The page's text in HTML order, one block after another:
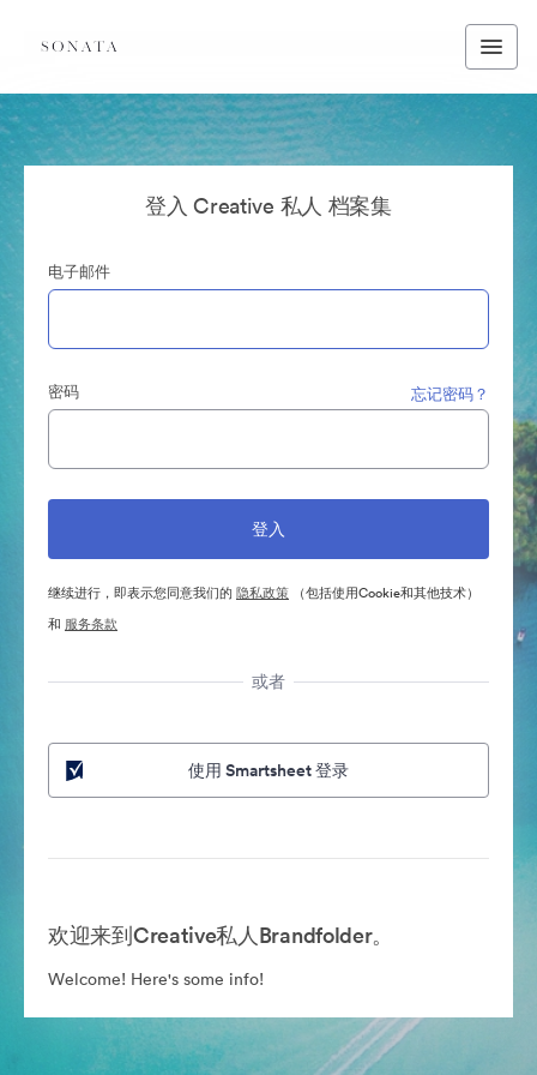
登入 Creative 私人 档案集
电子邮件
密码 忘记密码？
继续进行，即表示您同意我们的 隐私政策 （包括使用Cookie和其他技术）
和 服务条款
或者
使用 Smartsheet 登录
欢迎来到Creative私人Brandfolder。
Welcome! Here's some info!